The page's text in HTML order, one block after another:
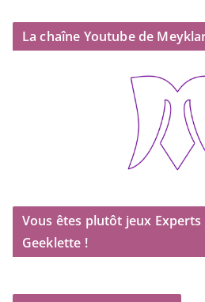
La chaîne Youtube de
Vous êtes plutôt jeux Experts
Geeklette !